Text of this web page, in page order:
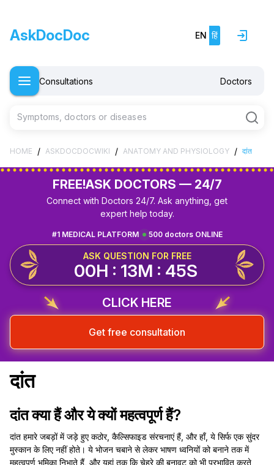
AskDocDoc EN हिं
Consultations Doctors
Symptoms, doctors or diseases
HOME / ASKDOCDOCWIKI / ANATOMY AND PHYSIOLOGY / दांत
FREE!ASK DOCTORS — 24/7
Connect with Doctors 24/7. Ask anything, get
expert help today.
500 doctors ONLINE
#1 MEDICAL PLATFORM
ASK QUESTION FOR FREE
00H : 13M : 45S
CLICK HERE
Get free consultation
दांत
दांत क्या हैं और ये क्यों महत्वपूर्ण हैं?
दांत हमारे जबड़ों में जड़े हुए कठोर, कैल्सिफाइड संरचनाएं हैं, और हाँ, ये सिर्फ एक सुंदर
मुस्कान के लिए नहीं होते। ये भोजन चबाने से लेकर भाषण ध्वनियों को बनाने तक में
महत्वपूर्ण भूमिका निभाते हैं, और यहां तक कि चेहरे की बनावट को भी प्रभावित करते